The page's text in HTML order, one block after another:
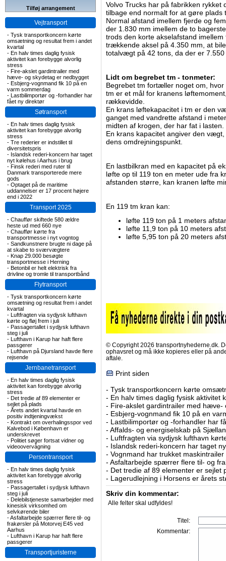
Tilføj arrangement
Vejtransport
- Tysk transportkoncern kørte
omsætning og resultat frem i andet
kvartal
- En halv times daglig fysisk
aktivitet kan forebygge alvorlig
stress
- Fire-akslet gardintrailer med
hæve- og skydetag er nedbygget
- Esbjerg-vognmand fik 10 på en
varm sommerdag
- Lastbilimportør og -forhandler har
fået ny direktør
Søtransport
- En halv times daglig fysisk
aktivitet kan forebygge alvorlig
stress
- Tre rederier er indstillet til
diversitetspris
- Islandsk rederi-koncern har taget
nyt kølehus i Aarhus i brug
- Finsk rederi med ruter til
Danmark transporterede mere
gods
- Optaget på de maritime
uddannelser er 17 procent højere
end i 2022
Transport 2025
- Chauffør skiftede 580 ældre
heste ud med 660 nye
- Chauffør kørte fra
transportmesse i nyt vogntog
- Sandkunstnere brugte ni dage på
at skabe to sværvægtere
- Knap 29.000 besøgte
transportmesse i Herning
- Betonbil er helt elektrisk fra
drivline og tromle til transportbånd
Flytransport
- Tysk transportkoncern kørte
omsætning og resultat frem i andet
kvartal
- Luftfragten via sydjysk lufthavn
kørte og fløj frem i juli
- Passagertallet i sydjysk lufthavn
steg i juli
- Lufthavn i Karup har haft flere
passgerer
- Lufthavn på Djursland havde flere
rejsende
Jernbanetransport
- En halv times daglig fysisk
aktivitet kan forebygge alvorlig
stress
- Det tredie af 89 elementer er
sejlet på plads
- Årets andet kvartal havde en
positiv indtjeningvækst
- Kontrakt om overhalingsspor ved
Kalvebod i København er
underskrevet
- Politiet søger fortsat vidner og
videoovervågning
Persontransport
- En halv times daglig fysisk
aktivitet kan forebygge alvorlig
stress
- Passagertallet i sydjysk lufthavn
steg i juli
- Delebilstjeneste samarbejder med
kinesisk virksomhed om
selvkørende biler
-Asfaltarbejde spærrer flere til- og
frakørsler på Motorvej E45 ved
Aarhus
- Lufthavn i Karup har haft flere
passgerer
Transportjuristerne
Volvo Trucks har på fabrikken
tilbage end normalt for at gøre plads
Normal afstand imellem fjerde og
der 1.830 mm imellem de to
trods den korte akselafstand
trækkende aksel på 4.350 mm, at
totalvægt på 42 tons, da der er
Lidt om begrebet tm - tonmeter:
Begrebet tm fortæller noget om,
tm er et mål for kranens
rækkevidde.
En krans løftekapacitet i tm er den
ganget med vandrette afstand i
midten af krogen, der har fat i lasten.
En krans kapacitet angiver den
dens omdrejningspunkt.
En lastbilkran med en kapacitet på
løfte op til 119 ton en meter ude fra
afstanden større, kan kranen løfte
En 119 tm kran kan:
løfte 119 ton på 1 meters
løfte 11,9 ton på 10 meters
løfte 5,95 ton på 20 meters
© Copyright 2026 transportnyhederne.dk.
ophavsret og må ikke kopieres eller på
aftale.
Print siden
- Tysk transportkoncern kørte
- En halv times daglig fysisk aktivitet
- Fire-akslet gardintrailer med hæve-
- Esbjerg-vognmand fik 10 på en
- Lastbilimportør og -forhandler har
- Affalds- og energiselskab på
- Luftfragten via sydjysk lufthavn
- Islandsk rederi-koncern har taget
- Vognmand har trukket
- Asfaltarbejde spærrer flere til- og
- Det tredie af 89 elementer er sejlet
- Lagerudlejning i Horsens er årets
Skriv din kommentar:
Alle felter skal udfyldes!
Titel:
Kommentar: